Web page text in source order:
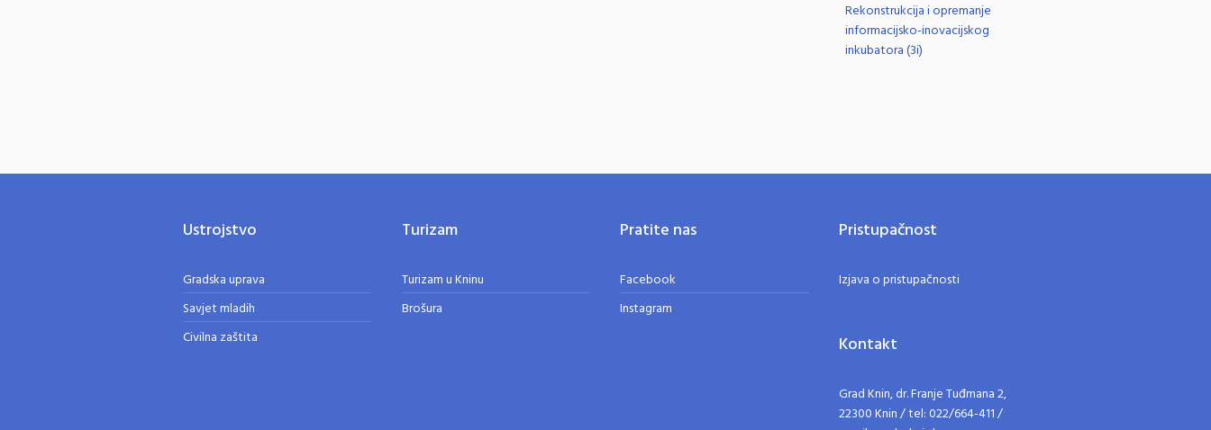
Rekonstrukcija i opremanje
informacijsko-inovacijskog
inkubatora (3i)
Ustrojstvo
Gradska uprava
Savjet mladih
Civilna zaštita
Turizam
Turizam u Kninu
Brošura
Pratite nas
Facebook
Instagram
Pristupačnost
Izjava o pristupačnosti
Kontakt
Grad Knin, dr. Franje Tuđmana 2,
22300 Knin / tel: 022/664-411 /